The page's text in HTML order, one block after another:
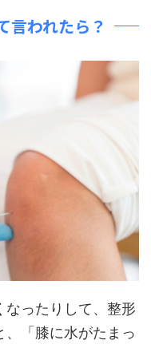
言われたら？
なったりして、整形
「膝に水がたまっ